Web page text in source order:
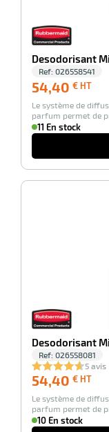
Desodorisant
Ref: 026558541
54,40 € HT
HT
Le système de
parfum permet de
11 En stock
Desodorisant
Ref: 026558081
5 avis
54,40 € HT
HT
Le système de
parfum permet de
10 En stock